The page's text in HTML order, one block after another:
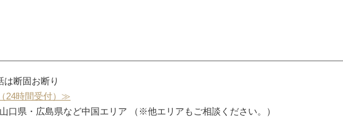
断固お断り
24時間受付）≫
口県・広島県など中国エリア （※他エリアもご相談ください。）
外壁の苔・藻クリーニング 害虫駆除